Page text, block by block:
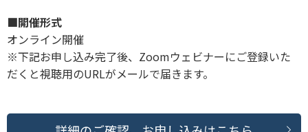
■開催形式
オンライン開催
※下記お申し込み完了後、Zoomウェビナーにご登録いた
だくと視聴用のURLがメールで届きます。